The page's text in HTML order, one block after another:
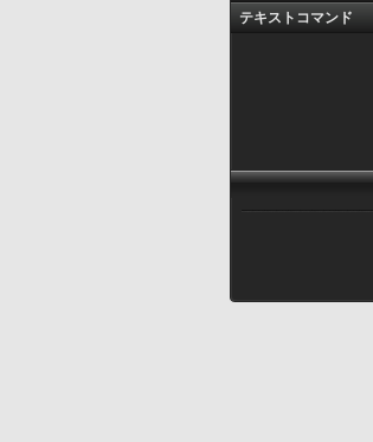
テキストコマンド